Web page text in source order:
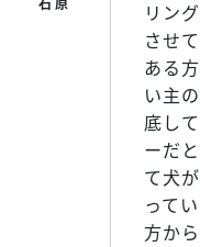
リン
させ
ある
い主
底し
ーだ
て犬
って
方か